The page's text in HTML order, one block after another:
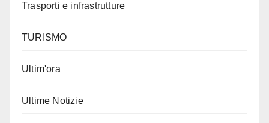
Trasporti e infrastrutture
TURISMO
Ultim'ora
Ultime Notizie